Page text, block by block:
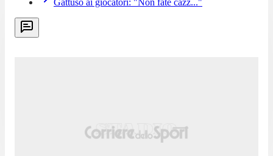
Gattuso ai giocatori: "Non fate cazz..."